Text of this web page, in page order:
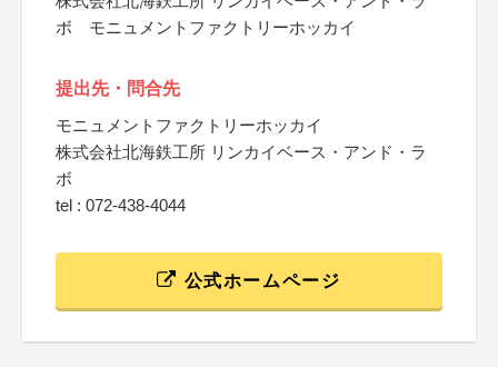
ボ モニュメントファクトリーホッカイ
提出先・問合先
モニュメントファクトリーホッカイ
株式会社北海鉄工所 リンカイベース・アンド・ラ
ボ
tel : 072-438-4044
公式ホームページ